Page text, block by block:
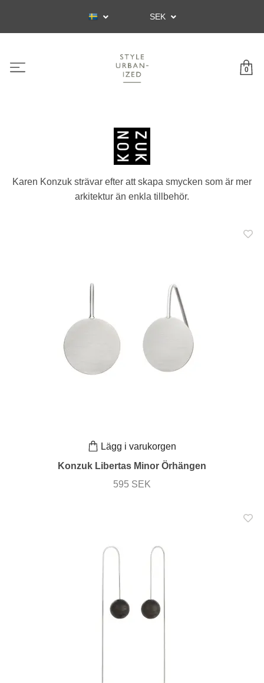
SEK
0
Karen Konzuk strävar efter att skapa smycken som är mer
arkitektur än enkla tillbehör.
Lägg i varukorgen
Konzuk Libertas Minor Örhängen
595 SEK